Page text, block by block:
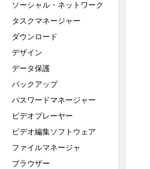
ソーシャル・ネットワーク
タスクマネージャー
ダウンロード
デザイン
データ保護
バックアップ
パスワードマネージャー
ビデオプレーヤー
ビデオ編集ソフトウェア
ファイルマネージャ
ブラウザー